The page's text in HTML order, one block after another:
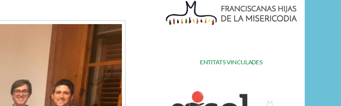
ENTITATS VINCULADES